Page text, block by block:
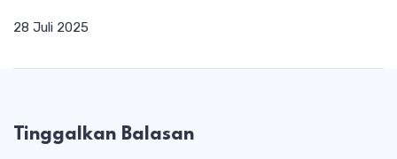
28 Juli 2025
Tinggalkan Balasan